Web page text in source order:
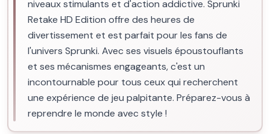
niveaux stimulants et d'action addictive. Sprunki
Retake HD Edition offre des heures de
divertissement et est parfait pour les fans de
l'univers Sprunki. Avec ses visuels époustouflants
et ses mécanismes engageants, c'est un
incontournable pour tous ceux qui recherchent
une expérience de jeu palpitante. Préparez-vous à
reprendre le monde avec style !